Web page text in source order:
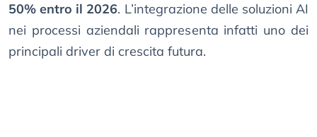
50% entro il 2026. L’integrazione delle soluzioni AI
nei processi aziendali rappresenta infatti uno dei
principali driver di crescita futura.